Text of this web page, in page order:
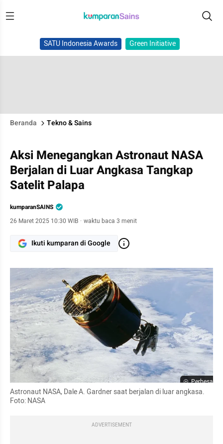
SATU Indonesia Awards Green Initiative
Beranda Tekno & Sains
Aksi Menegangkan Astronaut NASA
Berjalan di Luar Angkasa Tangkap
Satelit Palapa
kumparanSAINS
26 Maret 2025 10:30 WIB · waktu baca 3 menit
Ikuti kumparan di Google
Perbesar
Astronaut NASA, Dale A. Gardner saat berjalan di luar angkasa.
Foto: NASA
ADVERTISEMENT